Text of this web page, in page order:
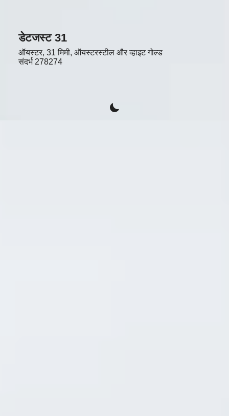
डेटजस्ट 31
ऑयस्टर, 31 मिमी, ऑयस्टरस्टील और व्हाइट गोल्ड
संदर्भ 278274